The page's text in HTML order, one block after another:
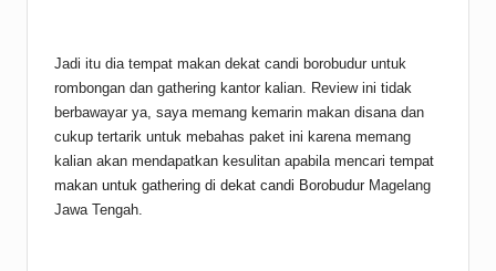
Jadi itu dia tempat makan dekat candi borobudur untuk
rombongan dan gathering kantor kalian. Review ini tidak
berbawayar ya, saya memang kemarin makan disana dan
cukup tertarik untuk mebahas paket ini karena memang
kalian akan mendapatkan kesulitan apabila mencari tempat
makan untuk gathering di dekat candi Borobudur Magelang
Jawa Tengah.